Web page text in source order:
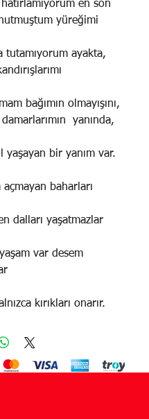
en son
yüreğimi
tutamıyorum ayakta,
bağımın olmayışını,
yanında,
yaşayan bir yanım var.
açmayan baharları
dalları yaşatmazlar
var desem
kırıkları onarır.